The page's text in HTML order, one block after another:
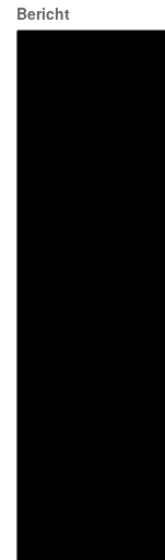
Bericht